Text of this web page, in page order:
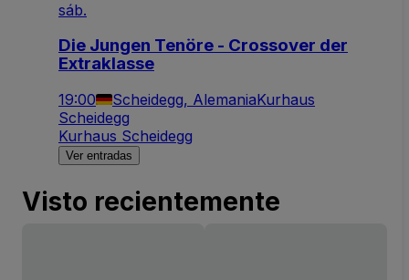
sáb.
Die Jungen Tenöre - Crossover der
Extraklasse
19:00 Scheidegg, AlemaniaKurhaus
Scheidegg
Kurhaus Scheidegg
Ver entradas
Visto recientemente